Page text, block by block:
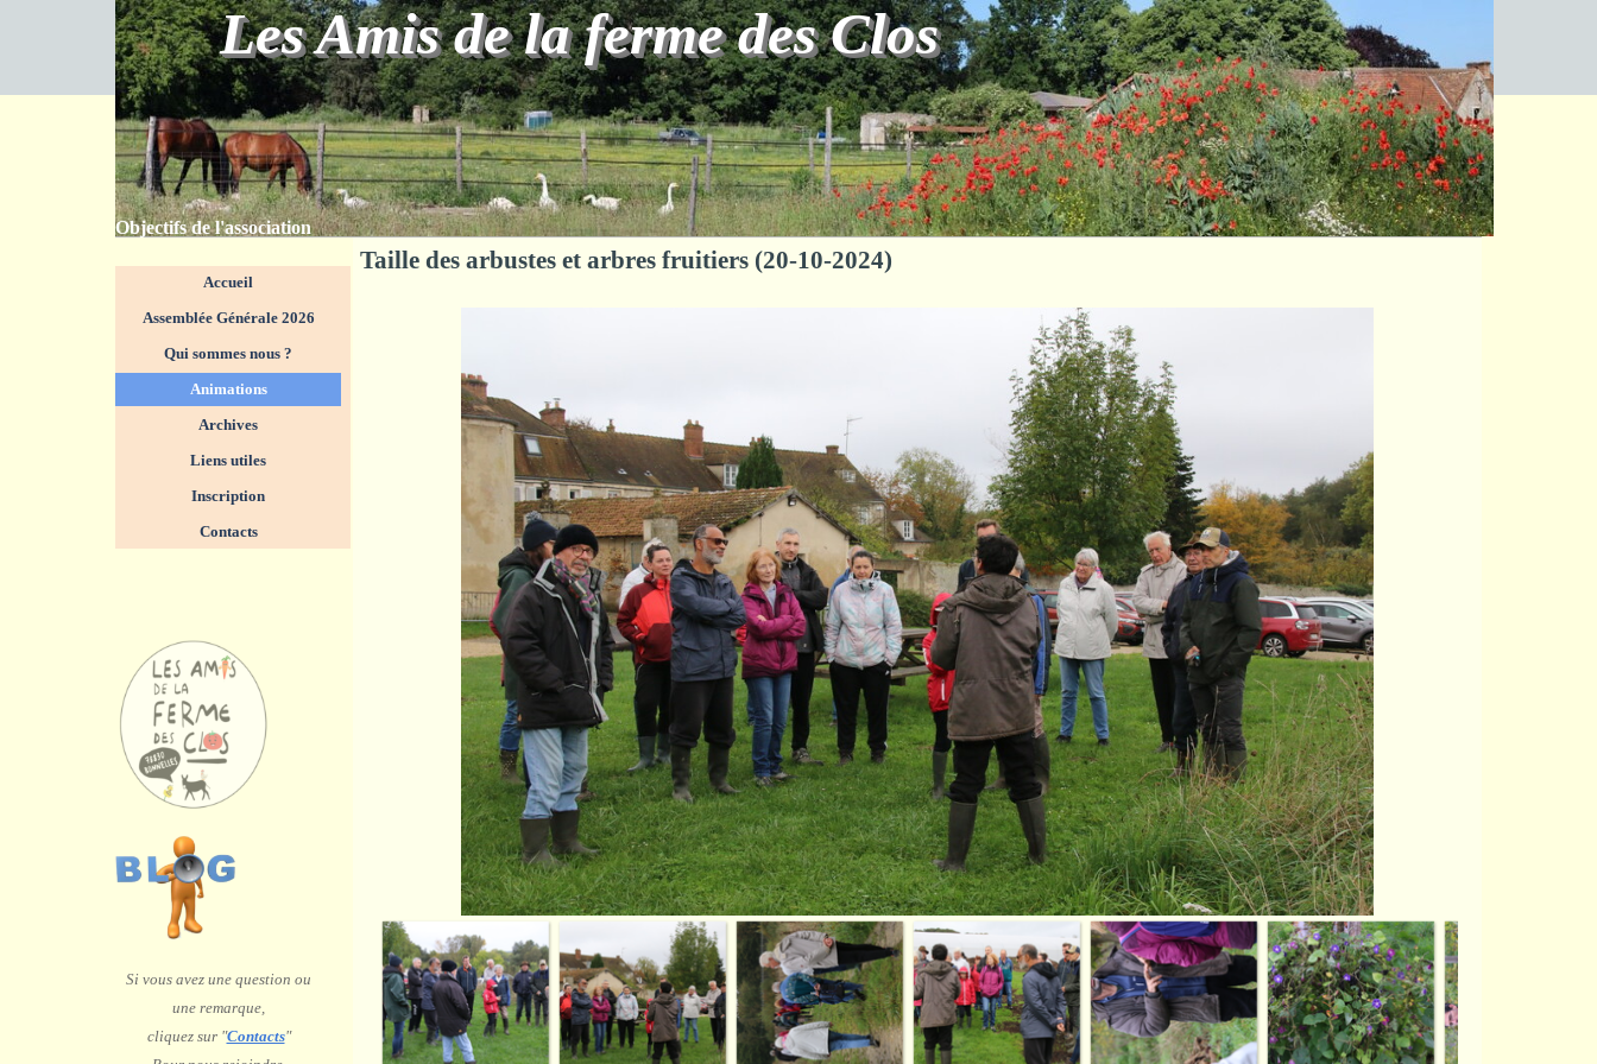
Aller au contenu Les Amis de la ferme des Clos
Objectifs de l'association
Si vous avez une question ou
une remarque,
cliquez sur "Contacts"
Sauter le menu
Accueil
Assemblée Générale 2026
Qui sommes nous ?
Animations
▼
Archives
Liens utiles
Inscription
Contacts
Taille des arbustes et arbres fruitiers (20-10-2024)
>